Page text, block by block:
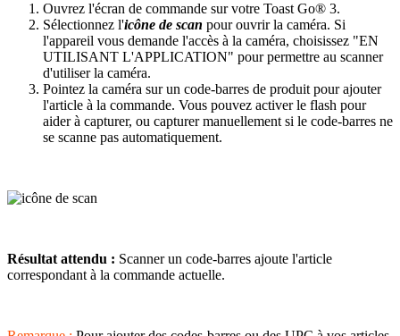
Ouvrez l'écran de commande sur votre Toast Go® 3.
Sélectionnez l'icône de scan pour ouvrir la caméra. Si
l'appareil vous demande l'accès à la caméra, choisissez "EN
UTILISANT L'APPLICATION" pour permettre au scanner
d'utiliser la caméra.
Pointez la caméra sur un code-barres de produit pour ajouter
l'article à la commande. Vous pouvez activer le flash pour
aider à capturer, ou capturer manuellement si le code-barres ne
se scanne pas automatiquement.
Résultat attendu : Scanner un code-barres ajoute l'article
correspondant à la commande actuelle.